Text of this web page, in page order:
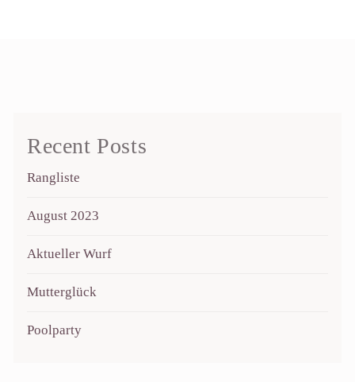
Recent Posts
Rangliste
August 2023
Aktueller Wurf
Mutterglück
Poolparty